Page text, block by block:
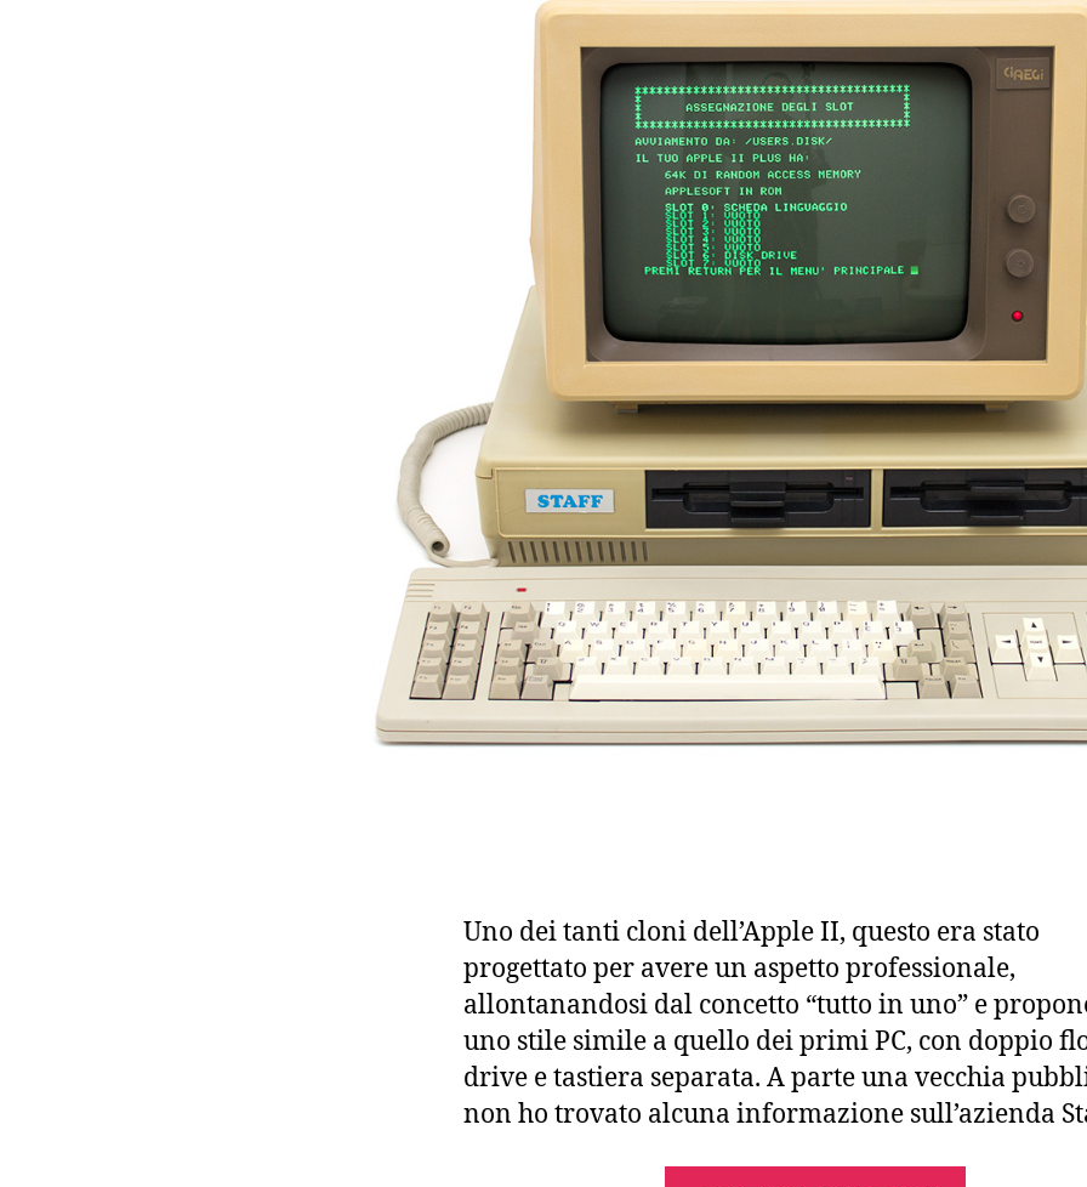
Uno dei tanti cloni dell’Apple II, questo era stato
progettato per avere un aspetto professionale,
allontanandosi dal concetto “tutto in uno” e
uno stile simile a quello dei primi PC, con doppio
drive e tastiera separata. A parte una vecchia
non ho trovato alcuna informazione sull’azienda